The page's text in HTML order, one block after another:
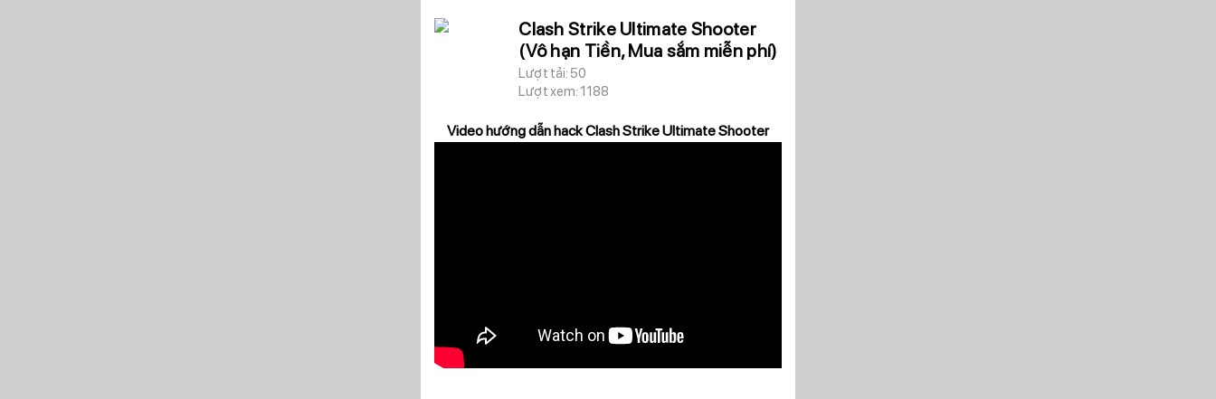
Clash Strike Ultimate Shooter
(Vô hạn Tiền, Mua sắm miễn phí)
Lượt tải: 50
Lượt xem: 1188
Video hướng dẫn hack Clash Strike Ultimate Shooter